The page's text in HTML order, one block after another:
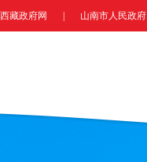
西藏政府网 山南市人民政府